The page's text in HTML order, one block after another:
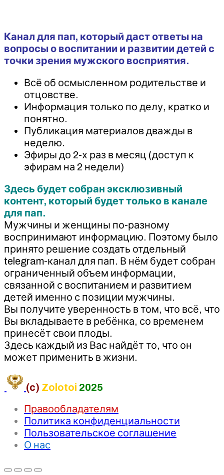
Канал для пап, который даст ответы на
вопросы о воспитании и развитии детей с
точки зрения мужского восприятия.
Всё об осмысленном родительстве и
отцовстве.
Информация только по делу, кратко и
понятно.
Публикация материалов дважды в
неделю.
Эфиры до 2-х раз в месяц (доступ к
эфирам на 2 недели)
Здесь будет собран эксклюзивный
контент, который будет только в канале
для пап.
Мужчины и женщины по-разному
воспринимают информацию. Поэтому было
принято решение создать отдельный
telegram-канал для пап. В нём будет собран
ограниченный объем информации,
связанной с воспитанием и развитием
детей именно с позиции мужчины.
Вы получите уверенность в том, что всё, что
Вы вкладываете в ребёнка, со временем
принесёт свои плоды.
Здесь каждый из Вас найдёт то, что он
может применить в жизни.
(c) Zolotoi 2025
Правообладателям
Политика конфиденциальности
Пользовательское соглашение
О нас